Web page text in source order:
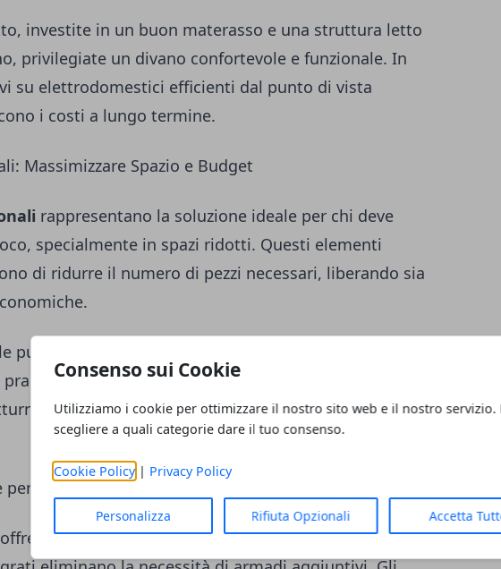
Consenso sui Cookie
Utilizziamo i cookie per ottimizzare il nostro sito web e il nostro servizio.
scegliere a quali categorie dare il tuo consenso.
Cookie Policy| Privacy Policy
Personalizza Rifiuta Opzionali Accetta
investite in un buon materasso e una struttura letto
privilegiate un divano confortevole e funzionale. In
su elettrodomestici efficienti dal punto di vista
i costi a lungo termine.
Massimizzare Spazio e Budget
rappresentano la soluzione ideale per chi deve
specialmente in spazi ridotti. Questi elementi
di ridurre il numero di pezzi necessari, liberando sia
può trasformarsi da elemento quotidiano per due
per ospiti. I divani letto di ultima generazione
senza compromettere l'estetica diurna del
per il 2026
opzioni sempre più sofisticate. Le piattaforme letto